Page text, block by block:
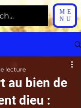
ME
NU
au bien de
dieu :
lecture